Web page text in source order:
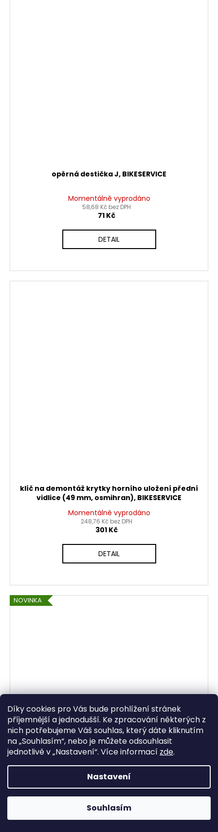
Díky cookies pro Vás bude prohlížení stránek
příjemnější a jednodušší. Ke zpracování některých z
nich potřebujeme Váš souhlas, který dáte kliknutím
na „Souhlasím“, nebo je můžete odsouhlasit
jednotlivě v „Nastavení“. Více informací zde.
Nastavení
Souhlasím
opěrná destička J, BIKESERVICE
Momentálně vyprodáno
58,68 Kč bez DPH
71 Kč
DETAIL
klíč na demontáž krytky horního uložení přední
vidlice (49 mm, osmihran), BIKESERVICE
Momentálně vyprodáno
248,76 Kč bez DPH
301 Kč
DETAIL
NOVINKA
náhradní ochrané protektory pro M016-157 (2
ks), BIKIESERVICE